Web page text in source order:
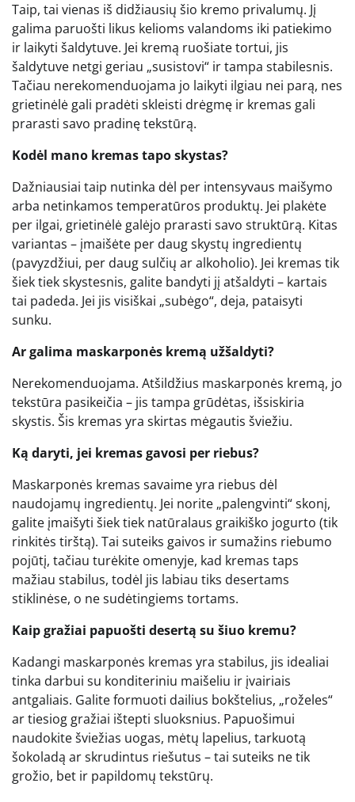
Taip, tai vienas iš didžiausių šio kremo privalumų. Jį
galima paruošti likus kelioms valandoms iki patiekimo
ir laikyti šaldytuve. Jei kremą ruošiate tortui, jis
šaldytuve netgi geriau „susistovi“ ir tampa stabilesnis.
Tačiau nerekomenduojama jo laikyti ilgiau nei parą, nes
grietinėlė gali pradėti skleisti drėgmę ir kremas gali
prarasti savo pradinę tekstūrą.
Kodėl mano kremas tapo skystas?
Dažniausiai taip nutinka dėl per intensyvaus maišymo
arba netinkamos temperatūros produktų. Jei plakėte
per ilgai, grietinėlė galėjo prarasti savo struktūrą. Kitas
variantas – įmaišėte per daug skystų ingredientų
(pavyzdžiui, per daug sulčių ar alkoholio). Jei kremas tik
šiek tiek skystesnis, galite bandyti jį atšaldyti – kartais
tai padeda. Jei jis visiškai „subėgo“, deja, pataisyti
sunku.
Ar galima maskarponės kremą užšaldyti?
Nerekomenduojama. Atšildžius maskarponės kremą, jo
tekstūra pasikeičia – jis tampa grūdėtas, išsiskiria
skystis. Šis kremas yra skirtas mėgautis šviežiu.
Ką daryti, jei kremas gavosi per riebus?
Maskarponės kremas savaime yra riebus dėl
naudojamų ingredientų. Jei norite „palengvinti“ skonį,
galite įmaišyti šiek tiek natūralaus graikiško jogurto (tik
rinkitės tirštą). Tai suteiks gaivos ir sumažins riebumo
pojūtį, tačiau turėkite omenyje, kad kremas taps
mažiau stabilus, todėl jis labiau tiks desertams
stiklinėse, o ne sudėtingiems tortams.
Kaip gražiai papuošti desertą su šiuo kremu?
Kadangi maskarponės kremas yra stabilus, jis idealiai
tinka darbui su konditeriniu maišeliu ir įvairiais
antgaliais. Galite formuoti dailius bokštelius, „roželes“
ar tiesiog gražiai ištepti sluoksnius. Papuošimui
naudokite šviežias uogas, mėtų lapelius, tarkuotą
šokoladą ar skrudintus riešutus – tai suteiks ne tik
grožio, bet ir papildomų tekstūrų.